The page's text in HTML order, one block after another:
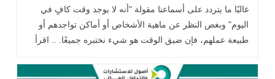
غالبًا ما يتردد على أسماعنا مقولة "أنه لا يوجد وقت كافٍ في
اليوم" وبغض النظر عن ماهية الأشخاص أو أماكن تواجدهم أو
طبيعة عملهم، فإن ضيق الوقت هو شيء نختبره جميعًا. .. اقرأ